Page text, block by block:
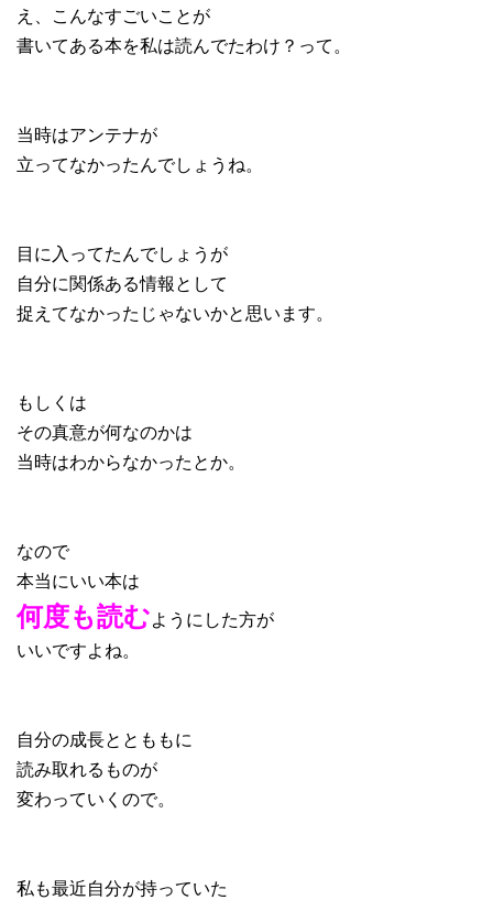
え、こんなすごいことが
書いてある本を私は読んでたわけ？って。
当時はアンテナが
立ってなかったんでしょうね。
目に入ってたんでしょうが
自分に関係ある情報として
捉えてなかったじゃないかと思います。
もしくは
その真意が何なのかは
当時はわからなかったとか。
なので
本当にいい本は
何度も読むようにした方が
いいですよね。
自分の成長ととももに
読み取れるものが
変わっていくので。
私も最近自分が持っていた